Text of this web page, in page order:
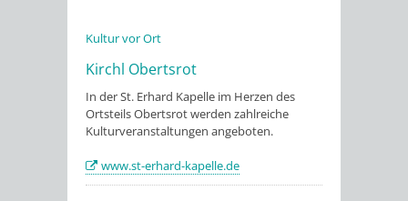
Kultur vor Ort
Kirchl Obertsrot
In der St. Erhard Kapelle im Herzen des
Ortsteils Obertsrot werden zahlreiche
Kulturveranstaltungen angeboten.
www.st-erhard-kapelle.de